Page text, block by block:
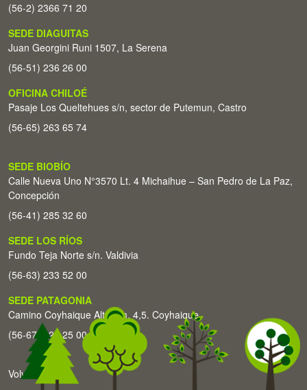
(56-2) 2366 71 20
SEDE DIAGUITAS
Juan Georgini Runi 1507, La Serena
(56-51) 236 26 00
OFICINA CHILOÉ
Pasaje Los Queltehues s/n, sector de Putemun, Castro
(56-65) 263 65 74
SEDE BIOBÍO
Calle Nueva Uno N°3570 Lt. 4 Michaihue – San Pedro de La Paz,
Concepción
(56-41) 285 32 60
SEDE LOS RÍOS
Fundo Teja Norte s/n. Valdivia
(56-63) 233 52 00
SEDE PATAGONIA
Camino Coyhaique Alto Km. 4,5. Coyhaique
(56-67) 226 25 00
Volver arriba